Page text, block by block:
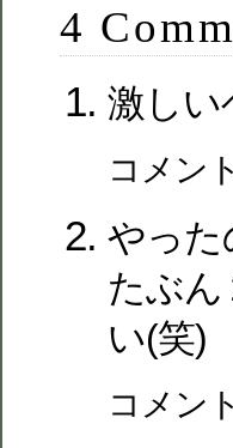
4
激しい
コメン
やった
たぶ
い(笑)
コメン